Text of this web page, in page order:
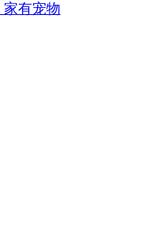
家有宠物